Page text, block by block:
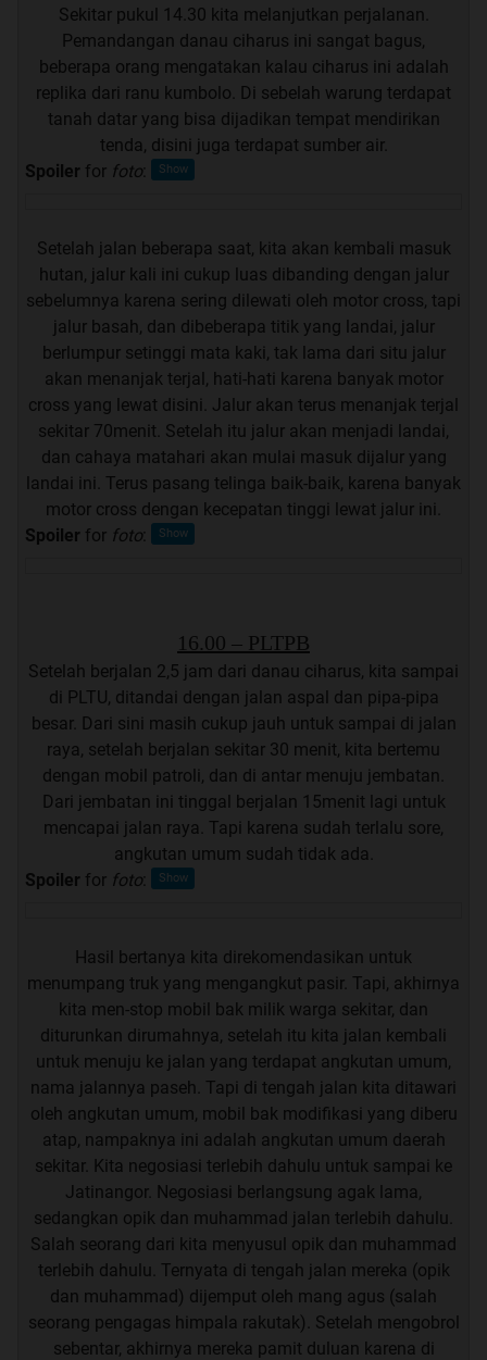
Sekitar pukul 14.30 kita melanjutkan perjalanan.
Pemandangan danau ciharus ini sangat bagus,
beberapa orang mengatakan kalau ciharus ini adalah
replika dari ranu kumbolo. Di sebelah warung terdapat
tanah datar yang bisa dijadikan tempat mendirikan
tenda, disini juga terdapat sumber air.
Spoiler for foto
Setelah jalan beberapa saat, kita akan kembali masuk
hutan, jalur kali ini cukup luas dibanding dengan jalur
sebelumnya karena sering dilewati oleh motor cross, tapi
jalur basah, dan dibeberapa titik yang landai, jalur
berlumpur setinggi mata kaki, tak lama dari situ jalur
akan menanjak terjal, hati-hati karena banyak motor
cross yang lewat disini. Jalur akan terus menanjak terjal
sekitar 70menit. Setelah itu jalur akan menjadi landai,
dan cahaya matahari akan mulai masuk dijalur yang
landai ini. Terus pasang telinga baik-baik, karena banyak
motor cross dengan kecepatan tinggi lewat jalur ini.
Spoiler for foto
16.00 – PLTPB
Setelah berjalan 2,5 jam dari danau ciharus, kita sampai
di PLTU, ditandai dengan jalan aspal dan pipa-pipa
besar. Dari sini masih cukup jauh untuk sampai di jalan
raya, setelah berjalan sekitar 30 menit, kita bertemu
dengan mobil patroli, dan di antar menuju jembatan.
Dari jembatan ini tinggal berjalan 15menit lagi untuk
mencapai jalan raya. Tapi karena sudah terlalu sore,
angkutan umum sudah tidak ada.
Spoiler for foto
Hasil bertanya kita direkomendasikan untuk
menumpang truk yang mengangkut pasir. Tapi, akhirnya
kita men-stop mobil bak milik warga sekitar, dan
diturunkan dirumahnya, setelah itu kita jalan kembali
untuk menuju ke jalan yang terdapat angkutan umum,
nama jalannya paseh. Tapi di tengah jalan kita ditawari
oleh angkutan umum, mobil bak modifikasi yang diberu
atap, nampaknya ini adalah angkutan umum daerah
sekitar. Kita negosiasi terlebih dahulu untuk sampai ke
Jatinangor. Negosiasi berlangsung agak lama,
sedangkan opik dan muhammad jalan terlebih dahulu.
Salah seorang dari kita menyusul opik dan muhammad
terlebih dahulu. Ternyata di tengah jalan mereka (opik
dan muhammad) dijemput oleh mang agus (salah
seorang pengagas himpala rakutak). Setelah mengobrol
sebentar, akhirnya mereka pamit duluan karena di